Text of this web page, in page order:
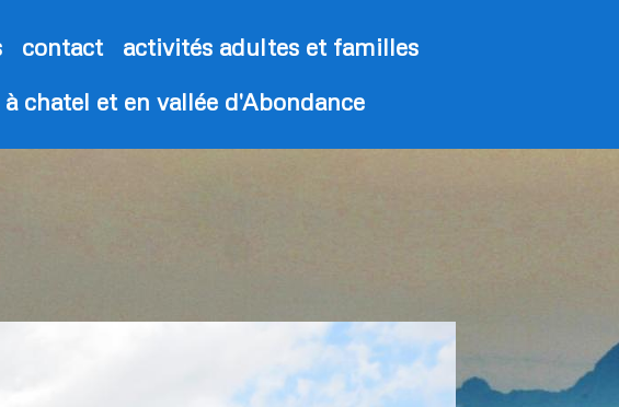
contact
activités adultes et familles
chatel et en vallée d'Abondance